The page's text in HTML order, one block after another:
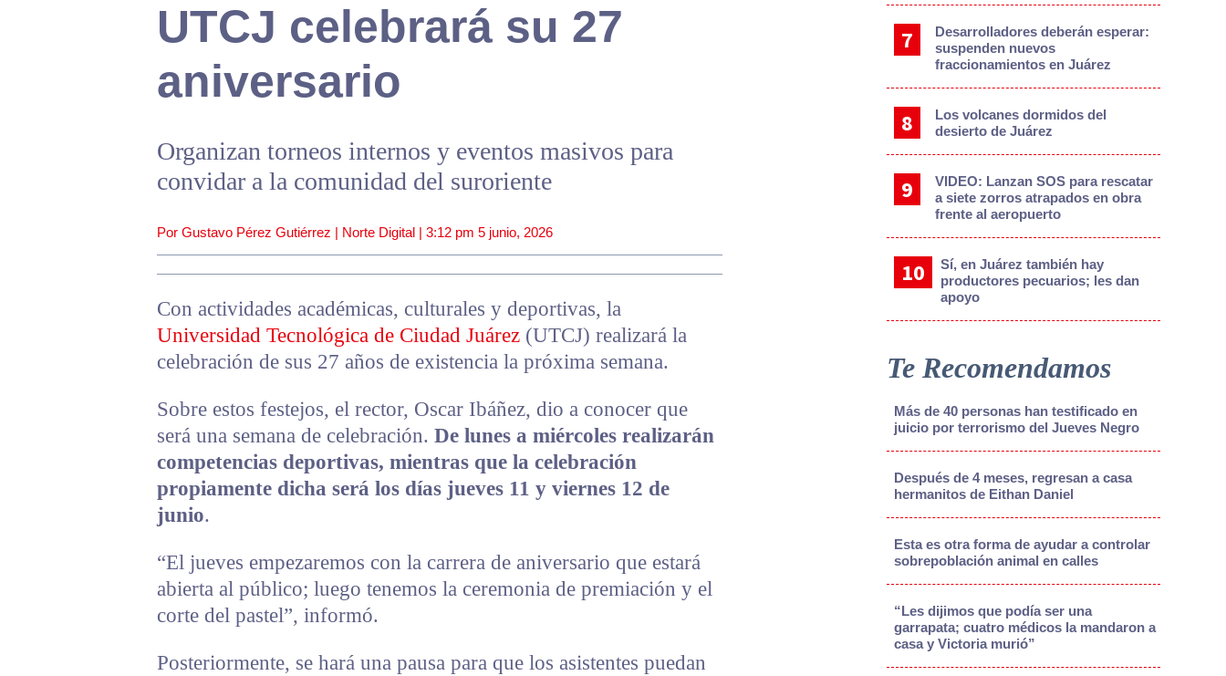
UTCJ celebrará su 27
aniversario
Organizan torneos internos y eventos masivos para
convidar a la comunidad del suroriente
Por Gustavo Pérez Gutiérrez | Norte Digital | 3:12 pm 5 junio, 2026
Con actividades académicas, culturales y deportivas, la
Universidad Tecnológica de Ciudad Juárez (UTCJ) realizará la
celebración de sus 27 años de existencia la próxima semana.
Sobre estos festejos, el rector, Oscar Ibáñez, dio a conocer que
será una semana de celebración. De lunes a miércoles realizarán
competencias deportivas, mientras que la celebración
propiamente dicha será los días jueves 11 y viernes 12 de
junio.
“El jueves empezaremos con la carrera de aniversario que estará
abierta al público; luego tenemos la ceremonia de premiación y el
corte del pastel”, informó.
Posteriormente, se hará una pausa para que los asistentes puedan
Desarrolladores deberán esperar:
suspenden nuevos
fraccionamientos en Juárez
Los volcanes dormidos del
desierto de Juárez
VIDEO: Lanzan SOS para rescatar
a siete zorros atrapados en obra
frente al aeropuerto
Sí, en Juárez también hay
productores pecuarios; les dan
apoyo
Te Recomendamos
Más de 40 personas han testificado en
juicio por terrorismo del Jueves Negro
Después de 4 meses, regresan a casa
hermanitos de Eithan Daniel
Esta es otra forma de ayudar a controlar
sobrepoblación animal en calles
“Les dijimos que podía ser una
garrapata; cuatro médicos la mandaron a
casa y Victoria murió”